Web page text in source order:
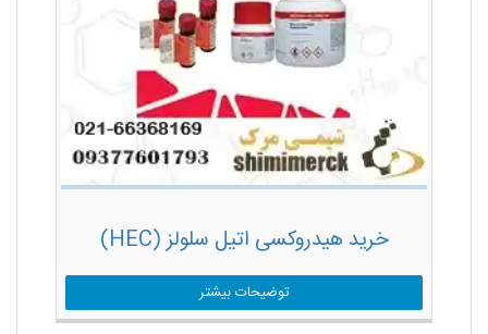
خرید هیدروکسی اتیل سلولز (HEC)
توضیحات بیشتر